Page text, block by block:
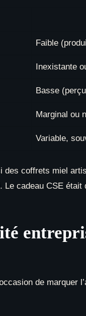
Faible
Inexistante
Basse
Marginal ou
Variable,
coffrets miel
cadeau CSE était
de marquer